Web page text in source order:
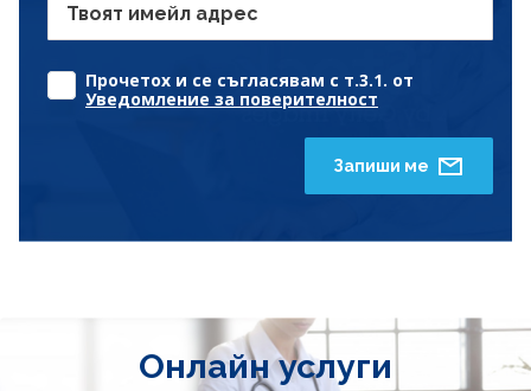
Твоят имейл адрес
Прочетох и се съгласявам с т.3.1. от
Уведомление за поверителност
Запиши ме
Онлайн услуги